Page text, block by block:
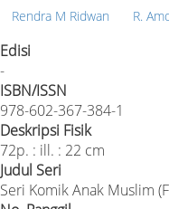
Rendra M Ridwan R.
Edisi
-
ISBN/ISSN
978-602-367-384-1
Deskripsi Fisik
72p. : ill. : 22 cm
Judul Seri
Seri Komik Anak Muslim